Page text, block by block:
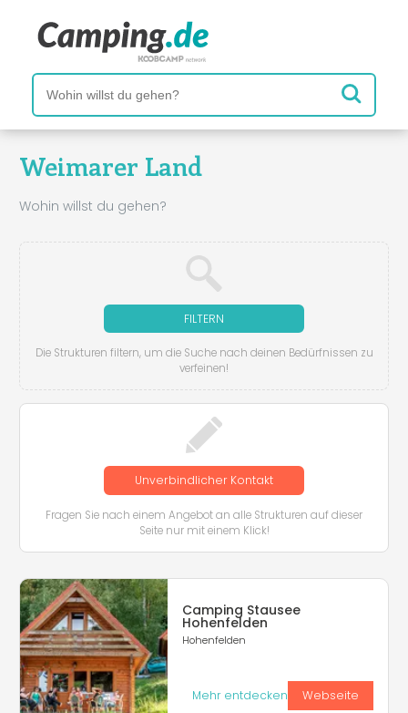
Weimarer Land
Wohin willst du gehen?
FILTERN
Die Strukturen filtern, um die Suche nach deinen Bedürfnissen zu
verfeinen!
Unverbindlicher Kontakt
Fragen Sie nach einem Angebot an alle Strukturen auf dieser
Seite nur mit einem Klick!
Camping Stausee
Hohenfelden
Hohenfelden
Mehr entdecken Webseite